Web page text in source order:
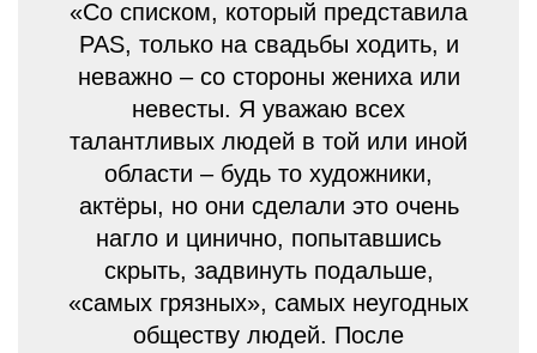
«Со списком, который представила
PAS, только на свадьбы ходить, и
неважно – со стороны жениха или
невесты. Я уважаю всех
талантливых людей в той или иной
области – будь то художники,
актёры, но они сделали это очень
нагло и цинично, попытавшись
скрыть, задвинуть подальше,
«самых грязных», самых неугодных
обществу людей. После